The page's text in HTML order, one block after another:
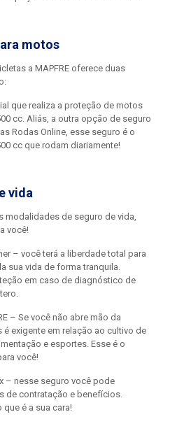
motos
a MAPFRE oferece duas
que realiza a proteção de motos
cc. Aliás, a outra opção de seguro
Rodas Online, esse seguro é o
cc que rodam diariamente!
vida
modalidades de seguro de vida,
você!
– você terá a liberdade total para
sua vida de forma tranquila.
em caso de diagnóstico de
– Se você não abre mão da
exigente em relação ao cultivo de
e esportes. Esse é o
você!
– nesse seguro você pode
de contratação e benefícios.
é a sua cara!